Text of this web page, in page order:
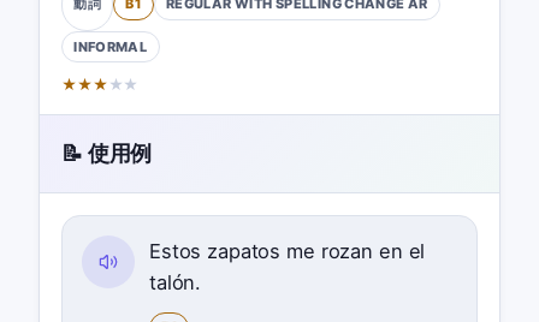
動詞 B1 REGULAR WITH SPELLING CHANGE AR
INFORMAL
★★★ ★ ★
📝 使用例
Estos zapatos me rozan en el
talón.